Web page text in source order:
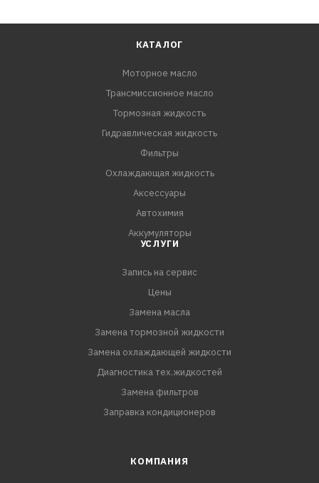
температурах
Соответствия требованиям:
КАТАЛОГ
Моторное масло
Трансмиссионное масло
Тормозная жидкость
Гидравлическая жидкость
Фильтры
Охлаждающая жидкость
Аксессуары
Автохимия
Аккумуляторы
УСЛУГИ
Запись на сервис
Цены
Замена масла
Замена тормозной жидкости
Замена охлаждающей жидкости
Диагностика тех.жидкостей
Замена фильтров
Заправка кондиционеров
КОМПАНИЯ